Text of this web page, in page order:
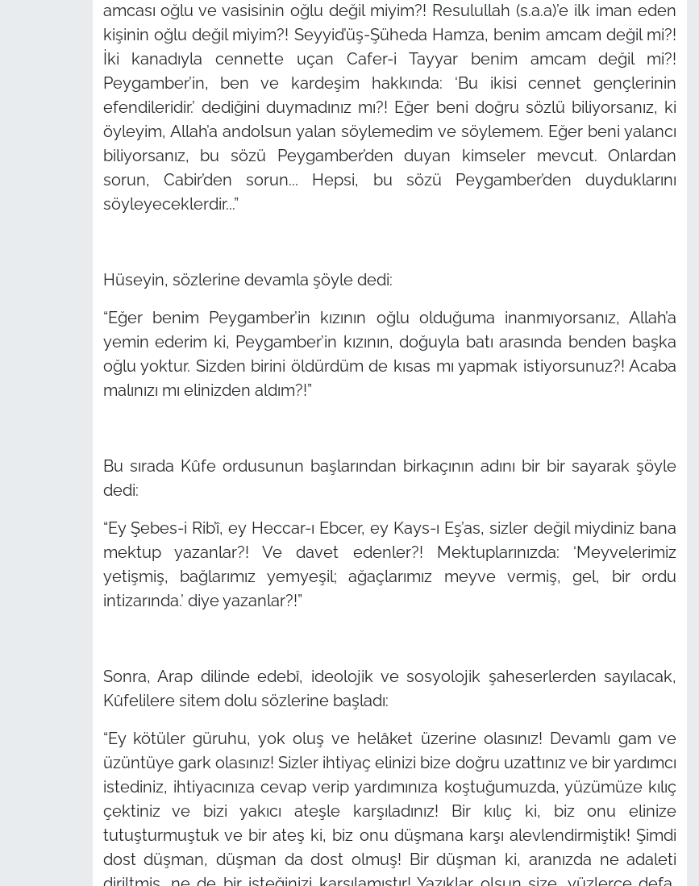
amcası oğlu ve vasisinin oğlu değil miyim?! Resulullah (s.a.a)’e ilk iman eden
kişinin oğlu değil miyim?! Seyyid’üş-Şüheda Hamza, benim amcam değil mi?!
İki kanadıyla cennette uçan Cafer-i Tayyar benim amcam değil mi?!
Peygamber’in, ben ve kardeşim hakkında: ‘Bu ikisi cennet gençlerinin
efendileridir.’ dediğini duymadınız mı?! Eğer beni doğru sözlü biliyorsanız, ki
öyleyim, Allah’a andolsun yalan söylemedim ve söylemem. Eğer beni yalancı
biliyorsanız, bu sözü Peygamber’den duyan kimseler mevcut. Onlardan
sorun, Cabir’den sorun... Hepsi, bu sözü Peygamber’den duyduklarını
söyleyeceklerdir...”
Hüseyin, sözlerine devamla şöyle dedi:
“Eğer benim Peygamber’in kızının oğlu olduğuma inanmıyorsanız, Allah’a
yemin ederim ki, Peygamber’in kızının, doğuyla batı arasında benden başka
oğlu yoktur. Sizden birini öldürdüm de kısas mı yapmak istiyorsunuz?! Acaba
malınızı mı elinizden aldım?!”
Bu sırada Kûfe ordusunun başlarından birkaçının adını bir bir sayarak şöyle
dedi:
“Ey Şebes-i Rib’î, ey Heccar-ı Ebcer, ey Kays-ı Eş’as, sizler değil miydiniz bana
mektup yazanlar?! Ve davet edenler?! Mektuplarınızda: ‘Meyvelerimiz
yetişmiş, bağlarımız yemyeşil; ağaçlarımız meyve vermiş, gel, bir ordu
intizarında.’ diye yazanlar?!”
Sonra, Arap dilinde edebî, ideolojik ve sosyolojik şaheserlerden sayılacak,
Kûfelilere sitem dolu sözlerine başladı:
“Ey kötüler güruhu, yok oluş ve helâket üzerine olasınız! Devamlı gam ve
üzüntüye gark olasınız! Sizler ihtiyaç elinizi bize doğru uzattınız ve bir yardımcı
istediniz, ihtiyacınıza cevap verip yardımınıza koştuğumuzda, yüzümüze kılıç
çektiniz ve bizi yakıcı ateşle karşıladınız! Bir kılıç ki, biz onu elinize
tutuşturmuştuk ve bir ateş ki, biz onu düşmana karşı alevlendirmiştik! Şimdi
dost düşman, düşman da dost olmuş! Bir düşman ki, aranızda ne adaleti